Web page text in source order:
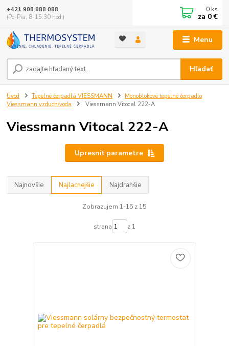
Menu
Hľadať
+421 908 888 088
(Po-Pia, 8-15:30 hod.)
0 ks
za 0 €
Úvod Tepelné čerpadlá VIESSMANN
Monoblokové tepelné čerpadlo
Viessmann vzduch/voda
Viessmann Vitocal 222-A
Viessmann Vitocal 222-A
Upresniť parametre
Najnovšie Najlacnejšie Najdrahšie
Zobrazujem 1-15 z 15
strana z 1